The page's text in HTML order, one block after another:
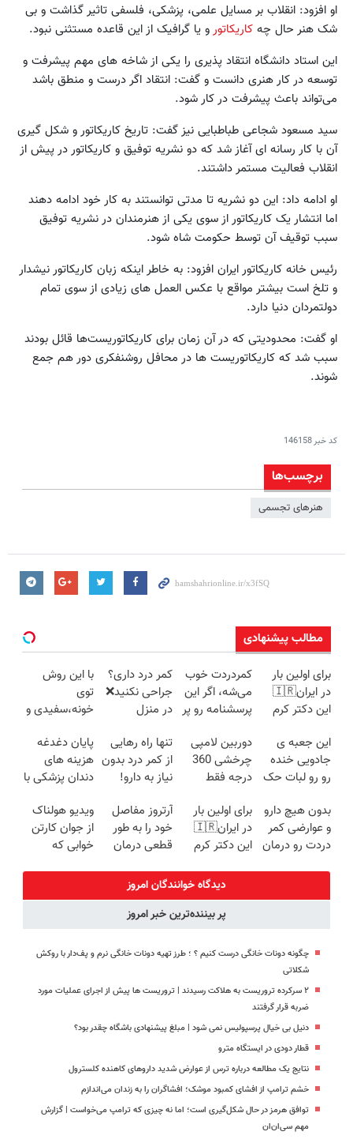
او افزود: انقلاب بر مسایل علمی، پزشکی، فلسفی تاثیر گذاشت و بی
شک هنر حال چه کاریکاتورو یا گرافیک از این قاعده مستثنی نبود.
این استاد دانشگاه انتقاد پذیری را یکی از شاخه های مهم پیشرفت و
توسعه در کار هنری دانست و گفت: انتقاد اگر درست و منطق باشد
می‌تواند باعث پیشرفت در کار شود.
سید مسعود شجاعی طباطبایی نیز گفت: تاریخ کاریکاتور و شکل گیری
آن با کار رسانه ای آغاز شد که دو نشریه توفیق و کاریکاتور در پیش از
انقلاب فعالیت مستمر داشتند.
او ادامه داد: این دو نشریه تا مدتی توانستند به کار خود ادامه دهند
اما انتشار یک کاریکاتور از سوی یکی از هنرمندان در نشریه توفیق
سبب توقیف آن توسط حکومت شاه شود.
رئیس خانه کاریکاتور ایران افزود: به خاطر اینکه زبان کاریکاتور نیشدار
و تلخ است بیشتر مواقع با عکس العمل های زیادی از سوی تمام
دولتمردان دنیا دارد.
او گفت: محدودیتی که در آن زمان برای کاریکاتوریست‌ها قائل بودند
سبب شد که کاریکاتوریست ها در محافل روشنفکری دور هم جمع
شوند.
کد خبر146158
برچسب‌ها
هنرهای تجسمی
مطالب پیشنهادی
برای اولین بار
در ایران🇮🇷
این دکتر کرم
روزه ساخت!
کمردردت خوب
می‌شه، اگر این
پرسشنامه رو پر
کمر درد داری؟
جراحی نکنید❌
در منزل
(◂پرسش‌نامه)
با این روش
توی
خونه،سفیدی و
برگردون
(40%off)
این جعبه ی
جادویی خنده
رو رو لبات حک
خرید40%تخفیف
دوربین لامپی
چرخشی 360
درجه فقط
🔥 پرداخت
درب منزل
تنها راه رهایی
از کمر درد بدون
نیاز به دارو!
پایان دغدغه
هزینه های
دندان پزشکی با
کننده خانگی
بدون هیچ دارو
و عوارضی کمر
دردت رو درمان
برای اولین بار
در ایران🇮🇷
این دکتر کرم
روزه ساخت!
آرتروز مفاصل
خود را به طور
قطعی درمان
◗پرسش‌نامه◖
ویدیو هولناک
از جوان کارتن
خوابی که
دیدگاه خوانندگان امروز
پر بیننده‌ترین خبر امروز
چگونه دونات خانگی درست کنیم ؟ ؛ طرز تهیه دونات خانگی نرم و پف‌دار با روکش
شکلاتی
۲ سرکرده تروریست به هلاکت رسیدند | تروریست ها پیش از اجرای عملیات مورد
ضربه قرار گرفتند
دنیل بی خیال پرسپولیس نمی شود | مبلغ پیشنهادی باشگاه چقدر بود؟
قطار دودی در ایستگاه مترو
نتایج یک مطالعه درباره ترس از عوارض شدید داروهای کاهنده کلسترول
خشم ترامپ از افشای کمبود موشک؛ افشاگران را به زندان می‌اندازم
توافق هرمز در حال شکل‌گیری است؛ اما نه چیزی که ترامپ می‌خواست | گزارش
مهم سی‌ان‌ان